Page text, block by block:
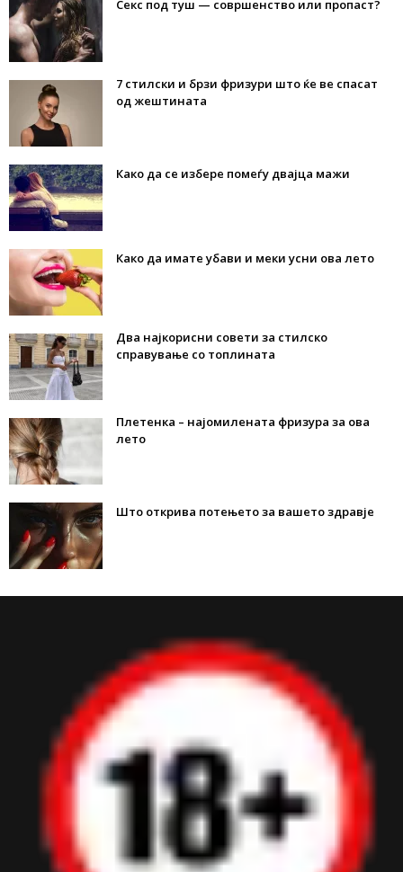
Секс под туш — совршенство или пропаст?
7 стилски и брзи фризури што ќе ве спасат
од жештината
Како да се избере помеѓу двајца мажи
Како да имате убави и меки усни ова лето
Два најкорисни совети за стилско
справување со топлината
Плетенка – најомилената фризура за ова
лето
Што открива потењето за вашето здравје